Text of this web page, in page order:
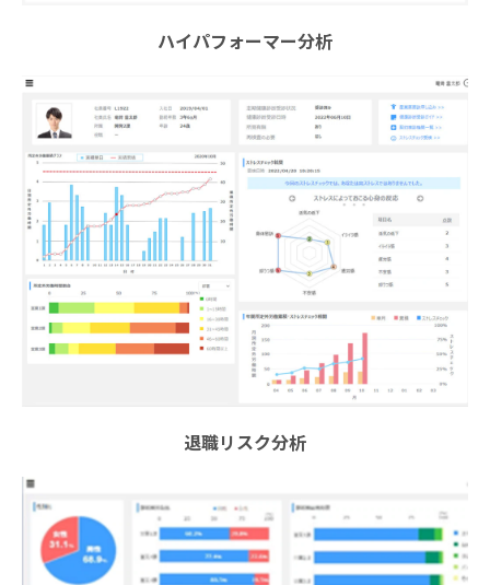
ハイパフォーマー分析
退職リスク分析